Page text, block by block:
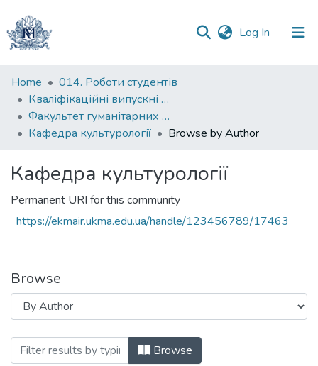
Log In (current)
Communities
&
Collections
All of DSpace
Home
014. Роботи студентів
Кваліфікаційні випускні роботи здобувачів вищої освіти бакалаврських програм
Факультет гуманітарних наук
Кафедра культурології
Browse by Author
Кафедра культурології
Permanent URI for this community
https://ekmair.ukma.edu.ua/handle/123456789/17463
Browse
Browsing Кафедра культурології by
Browse